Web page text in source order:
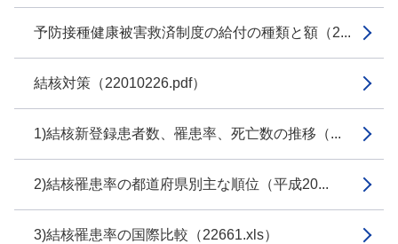
予防接種健康被害救済制度の給付の種類と額（2...
結核対策（22010226.pdf）
1)結核新登録患者数、罹患率、死亡数の推移（...
2)結核罹患率の都道府県別主な順位（平成20...
3)結核罹患率の国際比較（22661.xls）